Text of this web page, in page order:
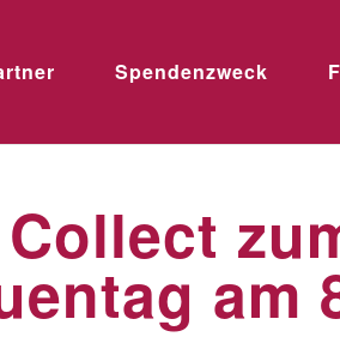
Spendenzweck
am